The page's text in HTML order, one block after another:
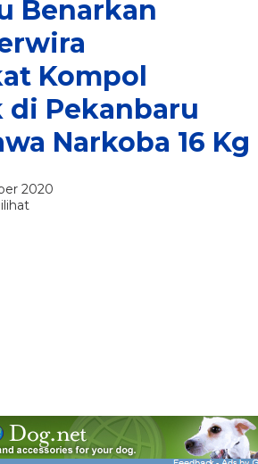
Benarkan
Kompol
di Pekanbaru
Narkoba 16 Kg
2020